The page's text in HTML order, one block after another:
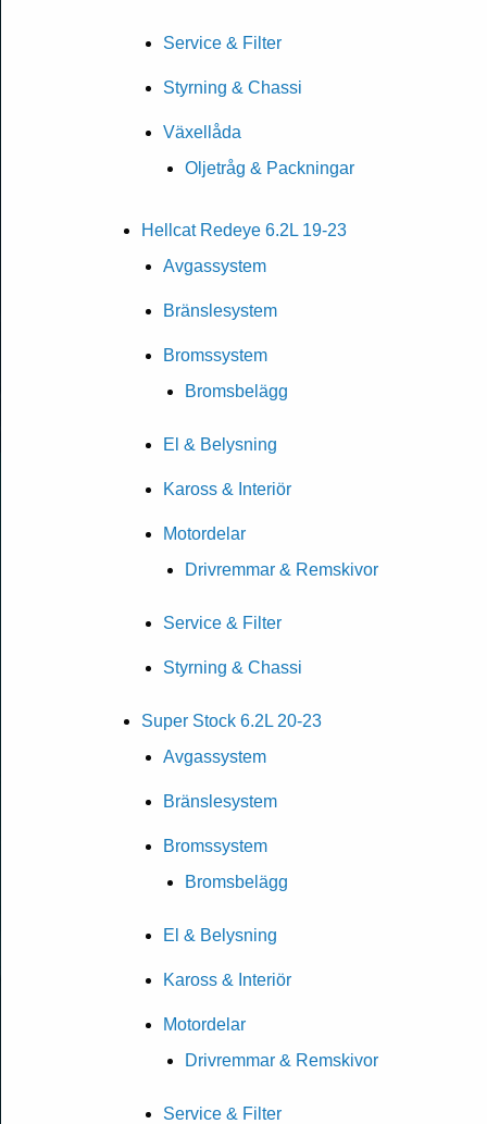
Service & Filter
Styrning & Chassi
Växellåda
Oljetråg & Packningar
Hellcat Redeye 6.2L 19-23
Avgassystem
Bränslesystem
Bromssystem
Bromsbelägg
El & Belysning
Kaross & Interiör
Motordelar
Drivremmar & Remskivor
Service & Filter
Styrning & Chassi
Super Stock 6.2L 20-23
Avgassystem
Bränslesystem
Bromssystem
Bromsbelägg
El & Belysning
Kaross & Interiör
Motordelar
Drivremmar & Remskivor
Service & Filter